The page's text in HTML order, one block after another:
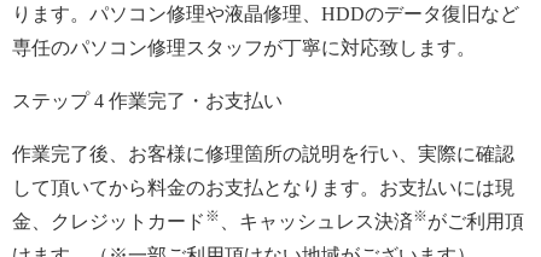
ります。パソコン修理や液晶修理、HDDのデータ復旧など
専任のパソコン修理スタッフが丁寧に対応致します。
ステップ 4 作業完了・お支払い
作業完了後、お客様に修理箇所の説明を行い、実際に確認
して頂いてから料金のお支払となります。お支払いには現
金、クレジットカード ※ 、キャッシュレス決済※がご利用頂